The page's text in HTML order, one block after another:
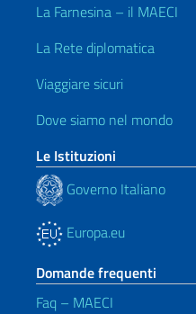
La Farnesina – il MAECI
La Rete diplomatica
Viaggiare sicuri
Dove siamo nel mondo
Le Istituzioni
Governo Italiano
Europa.eu
Domande frequenti
Faq – MAECI